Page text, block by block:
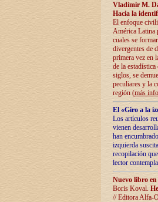
Vladímir M.
Hacia la
El enfoque
América Latina
cuales se
divergentes de
primera vez en
de la
siglos, se
peculiares y la
región (más
El «Giro a la
Los artículos
vienen
han
izquierda
recopilación
lector
Nuevo libro
Boris Koval.
// Editora Alfa-